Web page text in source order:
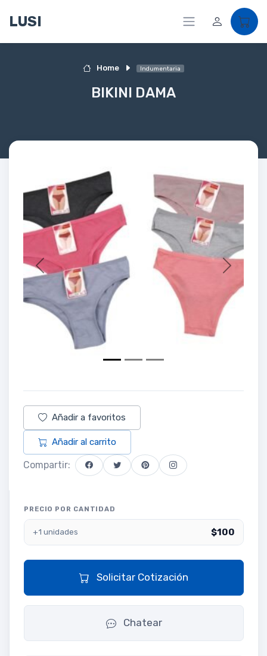
LUSI
Home Indumentaria
BIKINI DAMA
Previous Next
Añadir a favoritos
Añadir al carrito
Compartir:
PRECIO POR CANTIDAD
+1 unidades $100
Solicitar Cotización
Chatear